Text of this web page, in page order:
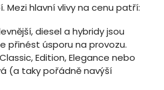
Mezi hlavní vlivy na cenu patří:
diesel a hybridy jsou
přinést úsporu na provozu.
Edition, Elegance nebo
(a taky pořádně navýší